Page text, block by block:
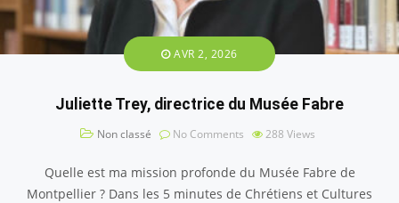
AVR 2, 2026
Juliette Trey, directrice du Musée Fabre
Non classé No Comments 288 Views
Quelle est ma mission profonde du Musée Fabre de
Montpellier ? Dans les 5 minutes de Chrétiens et Cultures